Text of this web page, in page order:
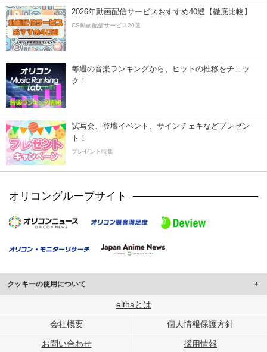
2026年動画配信サービスおすすめ40選【徹底比較】
CS動画配信サービス20選
毎週の音楽ランキングから、ヒットの推移をチェッ
ク！
試写会、登壇イベント、サインチェキなどプレゼン
ト！
プレゼント特集
オリコングループサイト
クッキーの使用について
このサイトでは Cookie を使用して、ユーザーに合わせたコンテンツや広告の
行っています。
メディアや広告配信、データ解析の各パートナーに提供しています。
elthaとは
会社概要 個人情報保護方針
お問い合わせ 採用情報